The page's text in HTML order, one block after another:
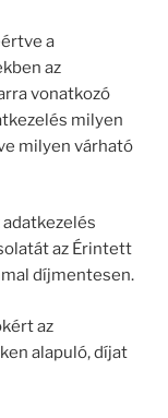
a
az
vonatkozó
milyen
milyen várható
az Érintett
díjmentesen.
az
alapuló, díjat